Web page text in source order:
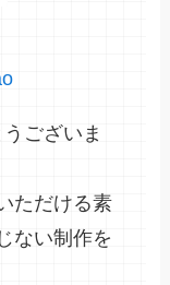
ございま
ただける素
ない制作を